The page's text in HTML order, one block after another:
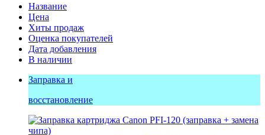
Название
Цена
Хиты продаж
Оценка покупателей
Дата добавления
В наличии
Заправка и
восстановление